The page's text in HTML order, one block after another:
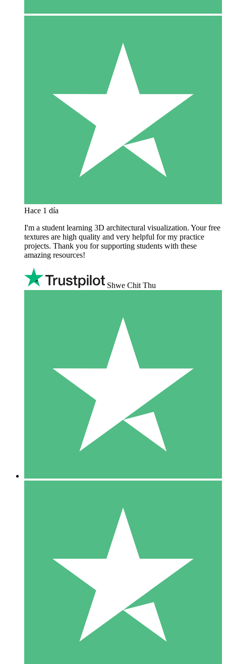
Hace 1 día
I'm a student learning 3D architectural visualization. Your free
textures are high quality and very helpful for my practice
projects. Thank you for supporting students with these
amazing resources!
Shwe Chit Thu